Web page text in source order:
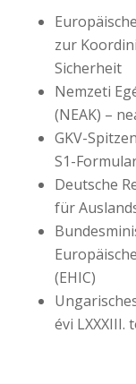
zur
Sicherheit
Nemzeti
(NEAK) –
GKV-
S1-
Deutsche
für
(EHIC)
évi LXXXIII.